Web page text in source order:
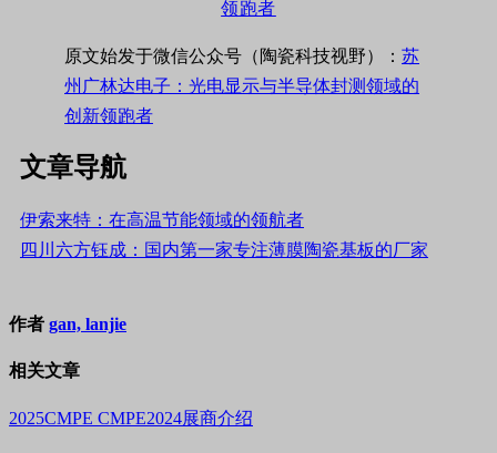
原文始发于微信公众号（陶瓷科技视野）： 苏
州广林达电子：光电显示与半导体封测领域的
创新领跑者
文章导航
伊索来特：在高温节能领域的领航者
四川六方钰成：国内第一家专注薄膜陶瓷基板的厂家
作者 gan, lanjie
相关文章
2025CMPE CMPE2024展商介绍